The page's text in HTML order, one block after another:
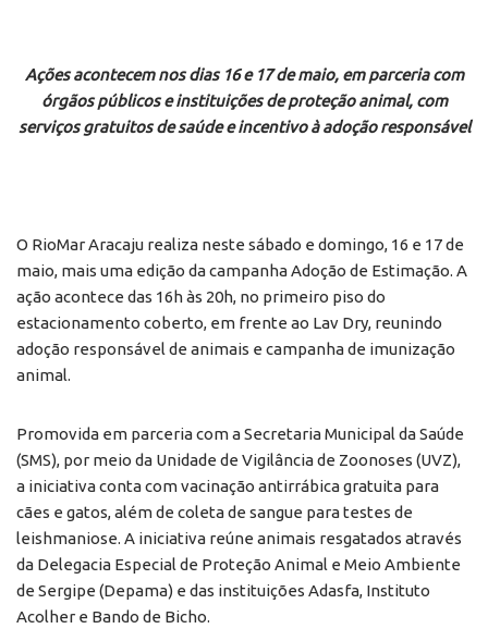
Ações acontecem nos dias 16 e 17 de maio, em parceria com
órgãos públicos e instituições de proteção animal, com
serviços gratuitos de saúde e incentivo à adoção responsável
O RioMar Aracaju realiza neste sábado e domingo, 16 e 17 de
maio, mais uma edição da campanha Adoção de Estimação. A
ação acontece das 16h às 20h, no primeiro piso do
estacionamento coberto, em frente ao Lav Dry, reunindo
adoção responsável de animais e campanha de imunização
animal.
Promovida em parceria com a Secretaria Municipal da Saúde
(SMS), por meio da Unidade de Vigilância de Zoonoses (UVZ),
a iniciativa conta com vacinação antirrábica gratuita para
cães e gatos, além de coleta de sangue para testes de
leishmaniose. A iniciativa reúne animais resgatados através
da Delegacia Especial de Proteção Animal e Meio Ambiente
de Sergipe (Depama) e das instituições Adasfa, Instituto
Acolher e Bando de Bicho.